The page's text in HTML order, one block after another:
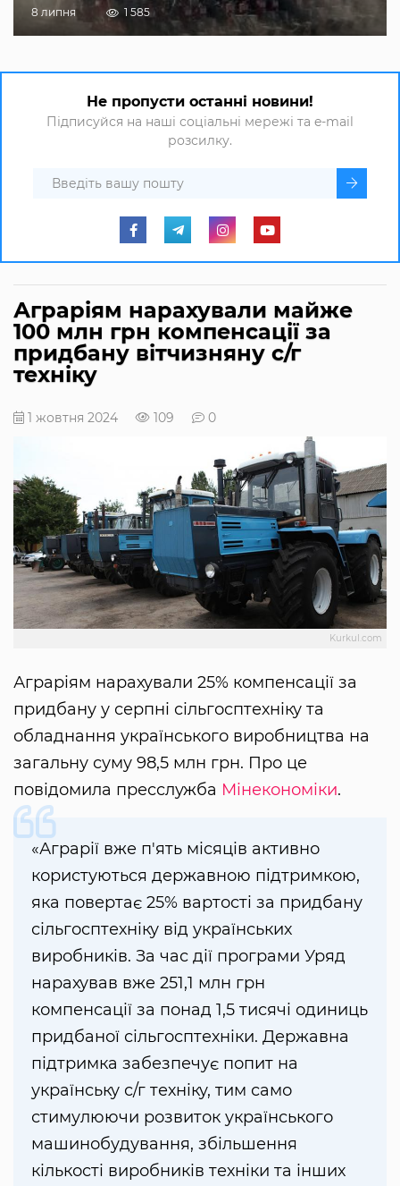
8 липня 1 585
Не пропусти останні новини!
Підписуйся на наші соціальні мережі та e-mail
розсилку.
Аграріям нарахували майже
100 млн грн компенсації за
придбану вітчизняну с/г
техніку
1 жовтня 2024 109 0
Kurkul.com
Аграріям нарахували 25% компенсації за
придбану у серпні сільгосптехніку та
обладнання українського виробництва на
загальну суму 98,5 млн грн. Про це
повідомила пресслужба Мінекономіки.
«Аграрії вже п'ять місяців активно
користуються державною підтримкою,
яка повертає 25% вартості за придбану
сільгосптехніку від українських
виробників. За час дії програми Уряд
нарахував вже 251,1 млн грн
компенсації за понад 1,5 тисячі одиниць
придбаної сільгосптехніки. Державна
підтримка забезпечує попит на
українську с/г техніку, тим само
стимулюючи розвиток українського
машинобудування, збільшення
кількості виробників техніки та інших